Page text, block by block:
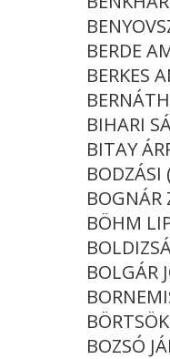
BERDE
BERKES
BIHARI
BITAY
BOGNÁR
BÖHM
BOLGÁR
BOZSÓ